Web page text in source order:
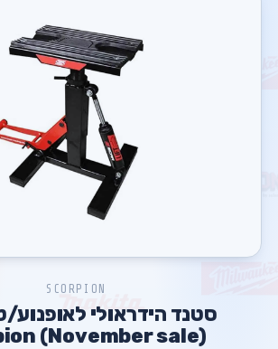
SCORPION
סטנד הידראולי לאופנוע/
(November sale)